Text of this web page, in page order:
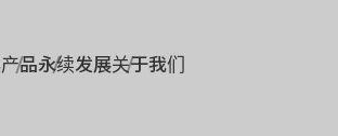
产品永续发展关于我们